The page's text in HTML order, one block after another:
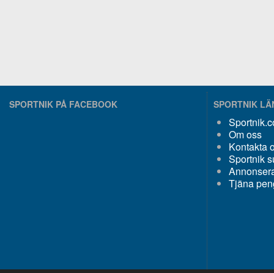
SPORTNIK PÅ FACEBOOK SPORTNIK
Om oss
Kontakta
Sportnik
Tjäna